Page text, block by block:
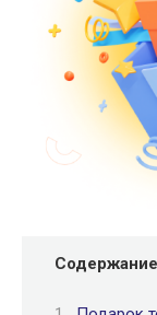
Содержание